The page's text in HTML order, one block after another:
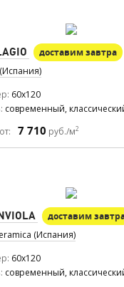
доставим завтра
60x120
современный,
7 710 руб./м2
доставим
(Испания)
60x120
современный,